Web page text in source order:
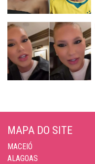
MAPA DO SITE
MACEIÓ
ALAGOAS